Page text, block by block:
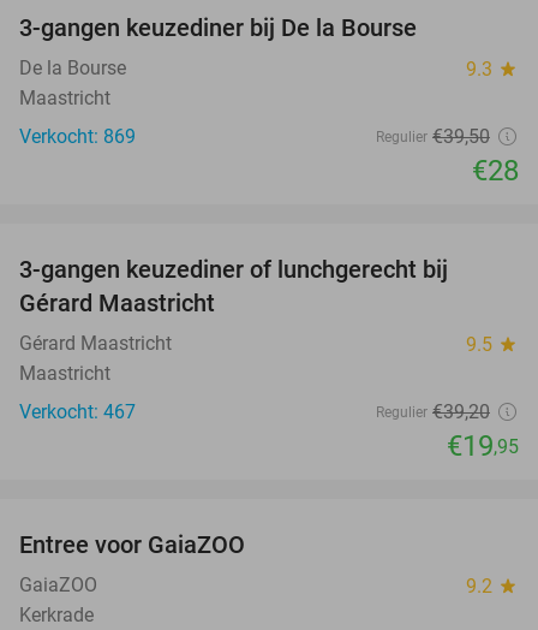
3-gangen keuzediner bij De la Bourse
De la Bourse 9.3 star
Maastricht
Verkocht: 869
Regulier €39,50
€28
3-gangen keuzediner of lunchgerecht bij
Gérard Maastricht
Gérard Maastricht 9.5 star
Maastricht
Verkocht: 467
Regulier €39,20
€19,95
Entree voor GaiaZOO
GaiaZOO 9.2 star
Kerkrade